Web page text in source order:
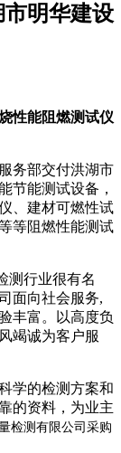
明华建设
性能阻燃测试仪
务部交付洪湖市
节能测试设备，
、建材可燃性试
等阻燃性能测试
测行业很有名
面向社会服务,
丰富。以高度负
竭诚为客户服
学的检测方案和
的资料，为业主
检测有限公司采购